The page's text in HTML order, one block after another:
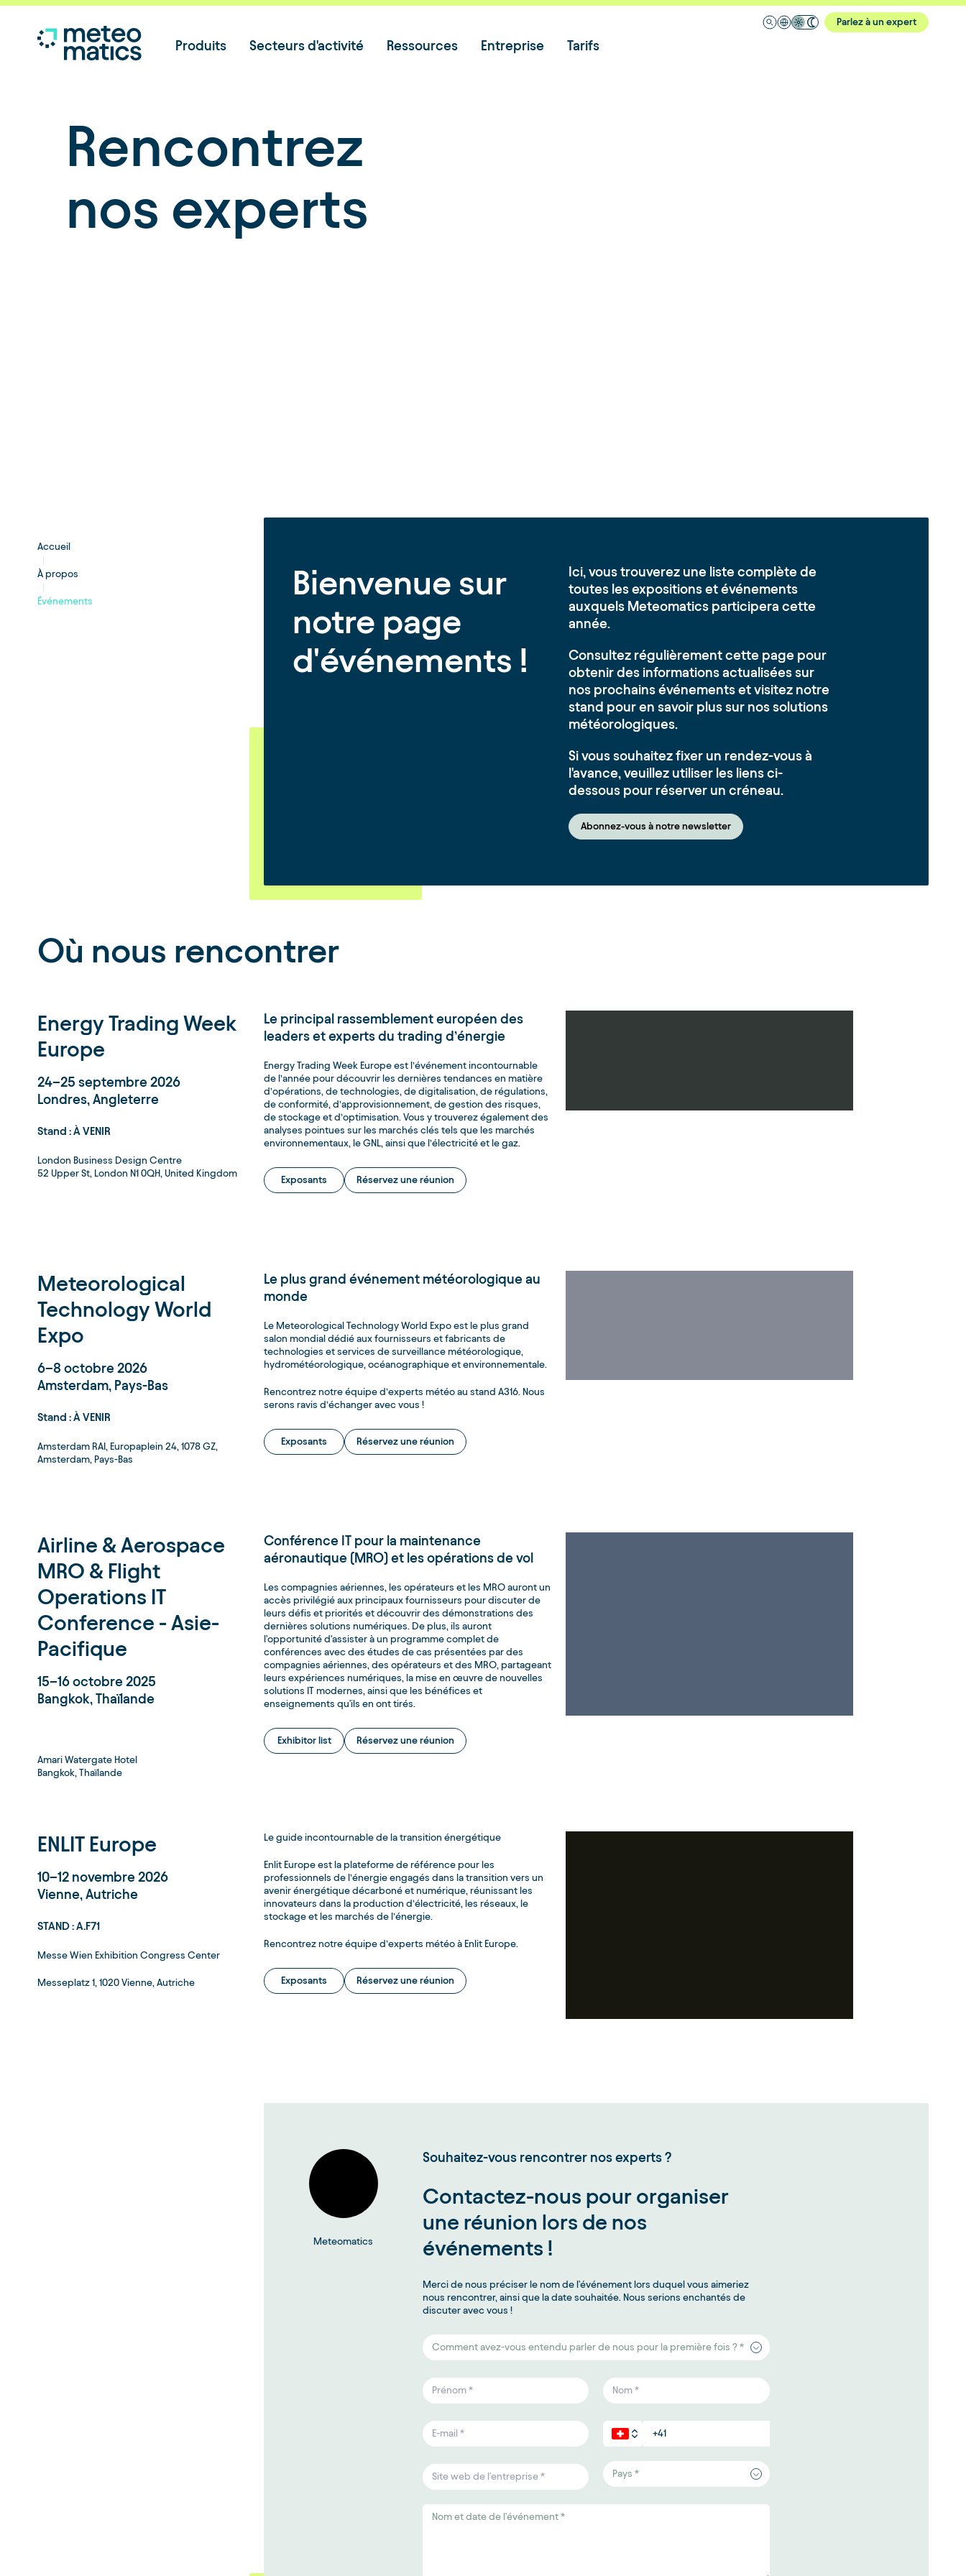
Parlez à un expert
Produits Secteurs d'activité Ressources Entreprise Tarifs
Rencontrez
nos experts
Accueil
À propos
Événements
Bienvenue sur
notre page
d'événements !
Ici, vous trouverez une liste complète de
toutes les expositions et événements
auxquels Meteomatics participera cette
année.
Consultez régulièrement cette page pour
obtenir des informations actualisées sur
nos prochains événements et visitez notre
stand pour en savoir plus sur nos solutions
météorologiques.
Si vous souhaitez fixer un rendez-vous à
l'avance, veuillez utiliser les liens ci-
dessous pour réserver un créneau.
Abonnez-vous à notre newsletter
Où nous rencontrer
Energy Trading Week
Europe
24–25 septembre 2026
Londres, Angleterre
Stand : À VENIR
London Business Design Centre
52 Upper St, London N1 0QH, United Kingdom
Le principal rassemblement européen des
leaders et experts du trading d’énergie
Energy Trading Week Europe est l’événement incontournable
de l’année pour découvrir les dernières tendances en matière
d’opérations, de technologies, de digitalisation, de régulations,
de conformité, d’approvisionnement, de gestion des risques,
de stockage et d’optimisation. Vous y trouverez également des
analyses pointues sur les marchés clés tels que les marchés
environnementaux, le GNL, ainsi que l’électricité et le gaz.
Exposants Réservez une réunion
Meteorological
Technology World
Expo
6–8 octobre 2026
Amsterdam, Pays-Bas
Stand : À VENIR
Amsterdam RAI, Europaplein 24, 1078 GZ,
Amsterdam, Pays-Bas
Le plus grand événement météorologique au
monde
Le Meteorological Technology World Expo est le plus grand
salon mondial dédié aux fournisseurs et fabricants de
technologies et services de surveillance météorologique,
hydrométéorologique, océanographique et environnementale.
Rencontrez notre équipe d’experts météo au stand A316. Nous
serons ravis d’échanger avec vous !
Exposants Réservez une réunion
Airline & Aerospace
MRO & Flight
Operations IT
Conference - Asie-
Pacifique
15–16 octobre 2025
Bangkok, Thaïlande
Amari Watergate Hotel
Bangkok, Thaïlande
Conférence IT pour la maintenance
aéronautique (MRO) et les opérations de vol
Les compagnies aériennes, les opérateurs et les MRO auront un
accès privilégié aux principaux fournisseurs pour discuter de
leurs défis et priorités et découvrir des démonstrations des
dernières solutions numériques. De plus, ils auront
l'opportunité d'assister à un programme complet de
conférences avec des études de cas présentées par des
compagnies aériennes, des opérateurs et des MRO, partageant
leurs expériences numériques, la mise en œuvre de nouvelles
solutions IT modernes, ainsi que les bénéfices et
enseignements qu'ils en ont tirés.
Exhibitor list Réservez une réunion
ENLIT Europe
10–12 novembre 2026
Vienne, Autriche
STAND : A.F71
Messe Wien Exhibition Congress Center
Messeplatz 1, 1020 Vienne, Autriche
Le guide incontournable de la transition énergétique
Enlit Europe est la plateforme de référence pour les
professionnels de l’énergie engagés dans la transition vers un
avenir énergétique décarboné et numérique, réunissant les
innovateurs dans la production d’électricité, les réseaux, le
stockage et les marchés de l’énergie.
Rencontrez notre équipe d’experts météo à Enlit Europe.
Exposants Réservez une réunion
Meteomatics
Souhaitez-vous rencontrer nos experts ?
Contactez-nous pour organiser
une réunion lors de nos
événements !
Merci de nous préciser le nom de l'événement lors duquel vous aimeriez
nous rencontrer, ainsi que la date souhaitée. Nous serions enchantés de
discuter avec vous !
Comment avez-vous entendu parler de nous pour la première fois ? *
Pays *